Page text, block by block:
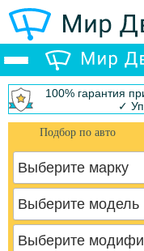
100% гарантия
✓
Подбор по авто
Выберите марку
Выберите модель
Выберите